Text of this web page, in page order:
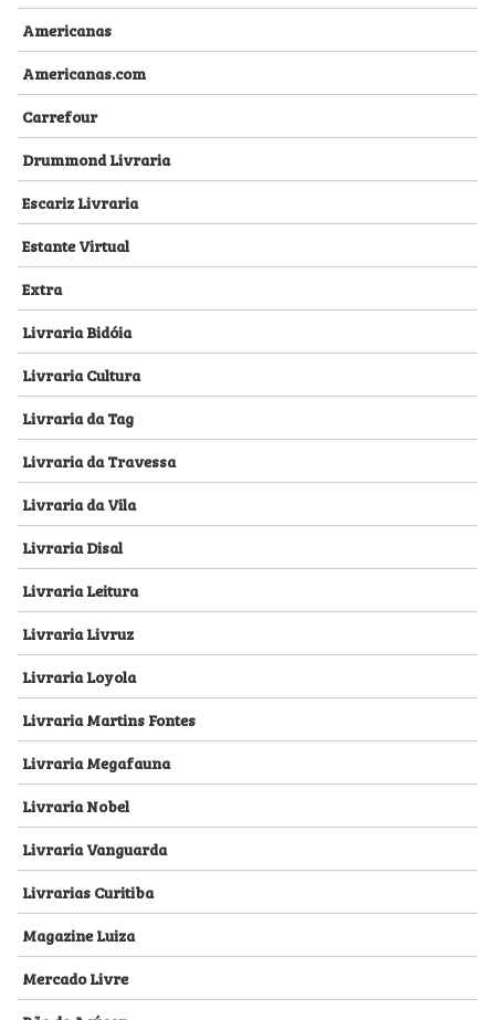
Americanas
Americanas.com
Carrefour
Drummond Livraria
Escariz Livraria
Estante Virtual
Extra
Livraria Bidóia
Livraria Cultura
Livraria da Tag
Livraria da Travessa
Livraria da Vila
Livraria Disal
Livraria Leitura
Livraria Livruz
Livraria Loyola
Livraria Martins Fontes
Livraria Megafauna
Livraria Nobel
Livraria Vanguarda
Livrarias Curitiba
Magazine Luiza
Mercado Livre